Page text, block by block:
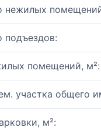
нежилых
подъездов:
помещений, м²:
участка общего
м²: